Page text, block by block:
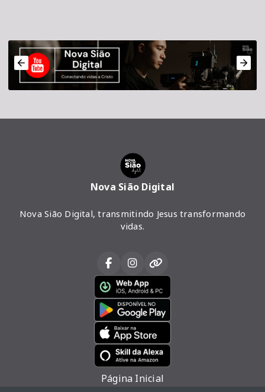
Nova Sião Digital
Nova Sião Digital, transmitindo Jesus transformando
vidas.
Página Inicial